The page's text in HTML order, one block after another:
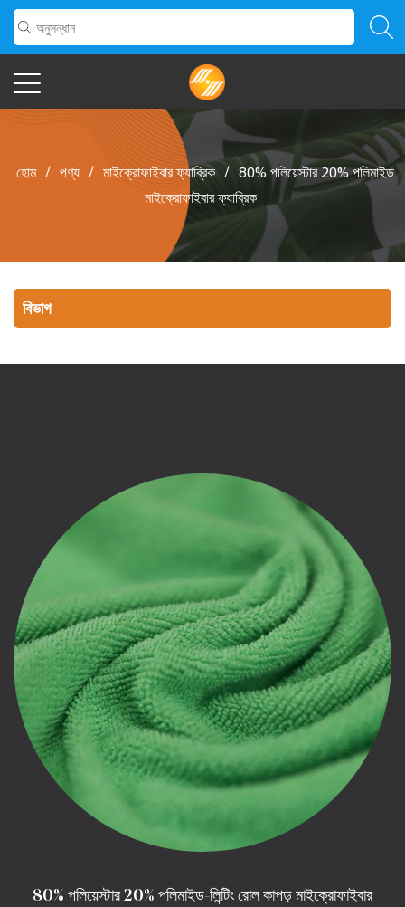
হোম / পণ্য / মাইক্রোফাইবার ফ্যাব্রিক / 80% পলিয়েস্টার 20% পলিমাইড
মাইক্রোফাইবার ফ্যাব্রিক
বিভাগ
80% পলিয়েস্টার 20% পলিমাইড-লিন্টিং রোল কাপড় মাইক্রোফাইবার